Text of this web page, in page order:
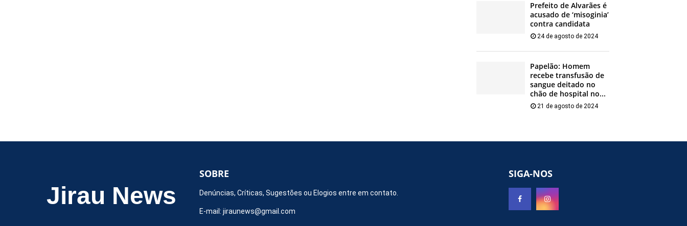
Prefeito de Alvarães é
acusado de ‘misoginia’
contra candidata
24 de agosto de 2024
Papelão: Homem
recebe transfusão de
sangue deitado no
chão de hospital no...
21 de agosto de 2024
Jirau News
SOBRE
Denúncias, Críticas, Sugestões ou Elogios entre em contato.
E-mail: jiraunews@gmail.com
SIGA-NOS